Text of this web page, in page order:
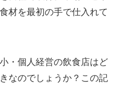
材を最初の手で仕入れて
・個人経営の飲食店はど
なのでしょうか？この記